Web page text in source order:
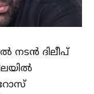
നടൻ ദിലീപ്